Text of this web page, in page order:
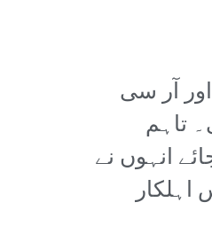
آر سی
تاہم
انہوں نے
اہلکار